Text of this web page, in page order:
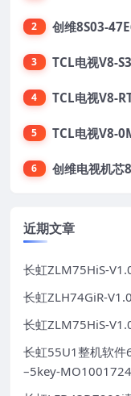
2 创维8S03-
3
4
5
6 创维电视机芯
近期文章
长虹ZLM75HiS-
长虹ZLH74GiR-
长虹ZLM75HiS-
长虹55U1整机软
–5key-